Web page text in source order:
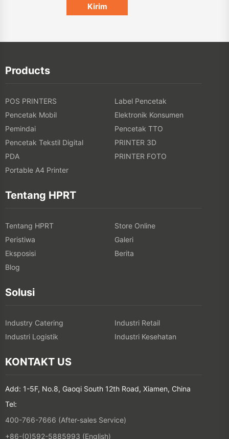
Products
POS PRINTERS
Label Pencetak
Pencetak Mobil
Elektronik Konsumen
Pemindai
Pencetak TTO
Pencetak Tekstil Digital
PRINTER 3D
PDA
PRINTER FOTO
Portable A4 Printer
Tentang HPRT
Tentang HPRT
Store Online
Peristiwa
Galeri
Eksposisi
Berita
Blog
Solusi
Industry Catering
Industri Retail
Industri Logistik
Industri Kesehatan
KONTAKT US
Add: 1-5F, No.8, Gaoqi South 12th Road, Xiamen, China
Tel:
400-766-7666 (After-sales Service)
+86-(0)592-5885993 (English)